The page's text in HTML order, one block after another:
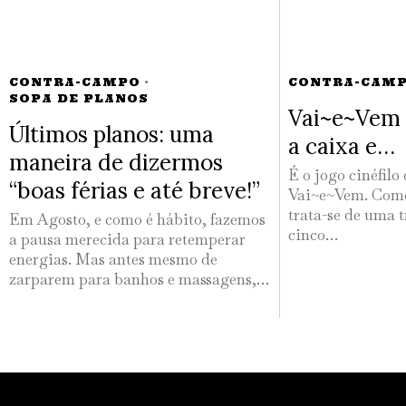
CONTRA-CAMPO ·
SOPA DE PLANOS
Últimos planos: uma
maneira de dizermos
“boas férias e até breve!”
Em Agosto, e como é hábito, fazemos
a pausa merecida para retemperar
energias. Mas antes mesmo de
zarparem para banhos e massagens,…
CONTRA-
a caixa e…
É o jogo cinéfilo
Vai~e~Vem.
trata-se de uma
cinco…